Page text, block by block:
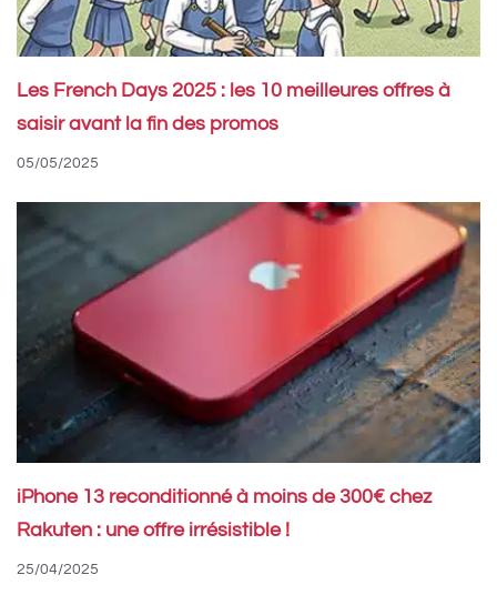
Les French Days 2025 : les 10 meilleures offres à
saisir avant la fin des promos
05/05/2025
iPhone 13 reconditionné à moins de 300€ chez
Rakuten : une offre irrésistible !
25/04/2025